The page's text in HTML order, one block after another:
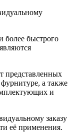
более быстрого
представленных
а также
и
заказу
её применения.